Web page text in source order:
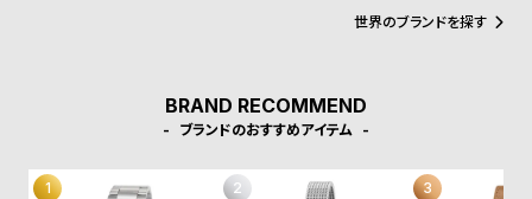
ス
世界のブランドを探す
BRAND RECOMMEND
ブランドのおすすめアイテム